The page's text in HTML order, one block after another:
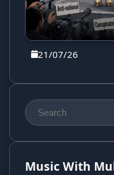
21/07/26
Music With